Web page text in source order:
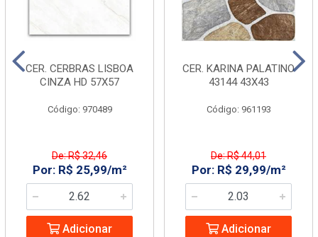
CER. CERBRAS LISBOA
CINZA HD 57X57
Código: 970489
De: R$ 32,46
Por: R$ 25,99/m²
Adicionar
CER. KARINA PALATINO
43144 43X43
Código: 961193
De: R$ 44,01
Por: R$ 29,99/m²
Adicionar